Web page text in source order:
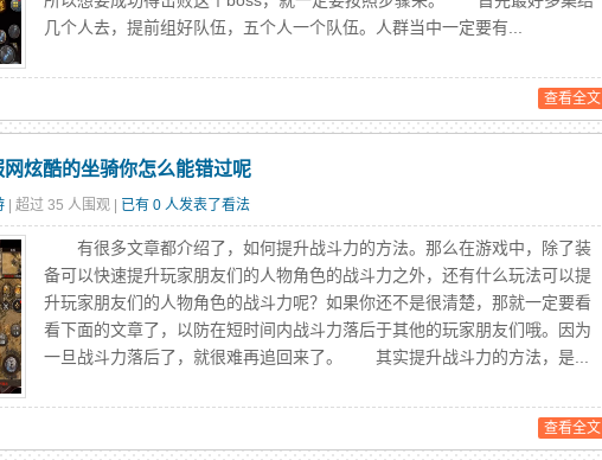
几个人去，提前组好队伍，五个人一个队伍。人群当中一定要有...
查看全文
炫酷的坐骑你怎么能错过呢
| 超过 35 人围观 | 已有 0 人发表了看法
有很多文章都介绍了，如何提升战斗力的方法。那么在游戏中，除了装
备可以快速提升玩家朋友们的人物角色的战斗力之外，还有什么玩法可以提
升玩家朋友们的人物角色的战斗力呢？如果你还不是很清楚，那就一定要看
看下面的文章了，以防在短时间内战斗力落后于其他的玩家朋友们哦。因为
一旦战斗力落后了，就很难再追回来了。 其实提升战斗力的方法，是...
查看全文